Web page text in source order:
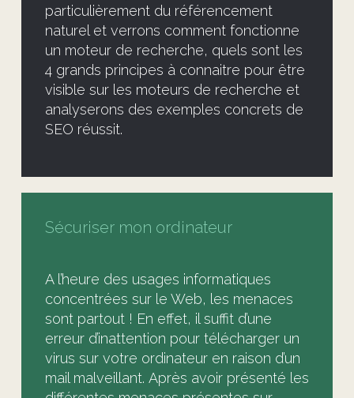
particulièrement du référencement
naturel et verrons comment fonctionne
un moteur de recherche, quels sont les
4 grands principes à connaitre pour être
visible sur les moteurs de recherche et
analyserons des exemples concrets de
SEO réussit.
Sécuriser mon ordinateur
A l’heure des usages informatiques
concentrées sur le Web, les menaces
sont partout ! En effet, il suffit d’une
erreur d’inattention pour télécharger un
virus sur votre ordinateur en raison d’un
mail malveillant. Après avoir présenté les